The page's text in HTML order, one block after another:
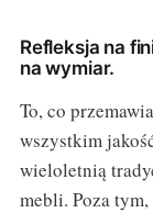
Refleksja na
na wymiar.
To, co
wszystkim
wieloletnią
mebli. Poza